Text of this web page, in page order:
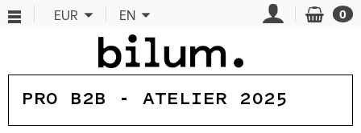
Cookies management panel
EUR EN 0
PRO B2B - ATELIER 2025